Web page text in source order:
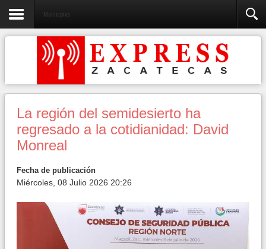
Municipios
La región del semidesierto ha
regresado a la cotidianidad: David
Monreal
Fecha de publicación
Miércoles, 08 Julio 2026 20:26